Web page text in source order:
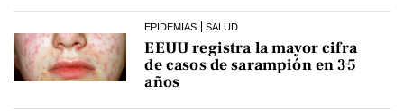
EPIDEMIAS SALUD
EEUU registra la mayor cifra
de casos de sarampión en 35
años